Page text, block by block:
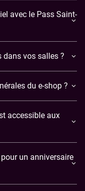
avec le Pass Saint-
dans vos salles ?
du e-shop ?
accessible aux
un anniversaire